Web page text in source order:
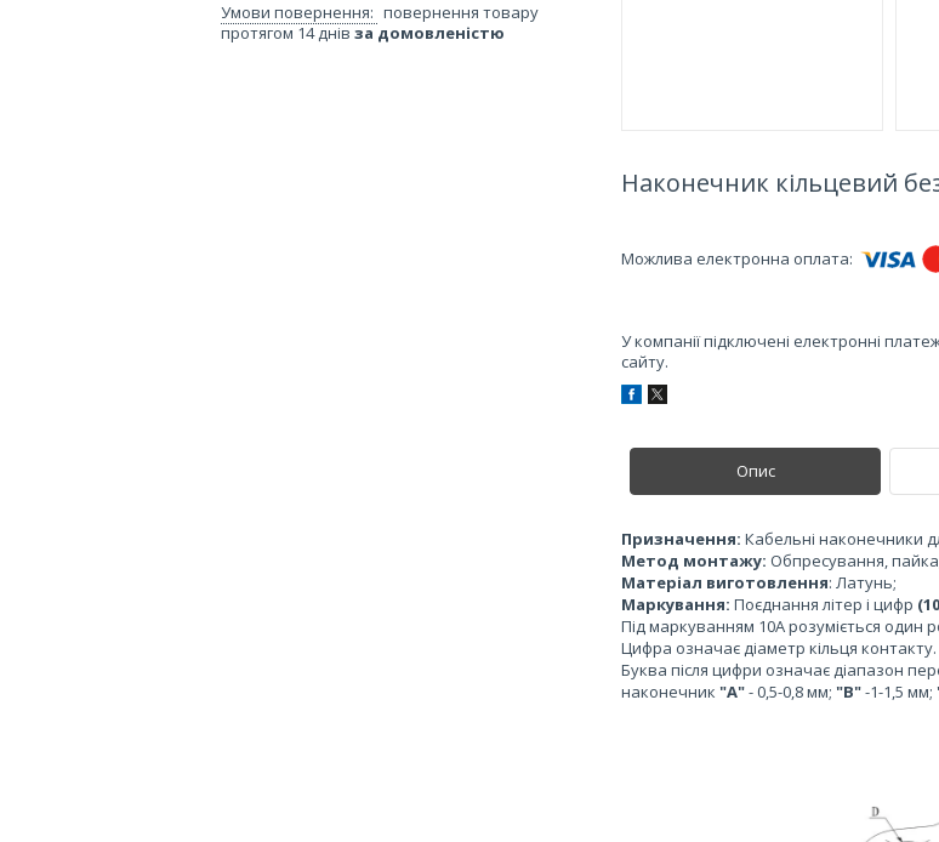
Наконечник кільцевий без
У компанії підключені електронні
сайту.
Опис
Призначення: Кабельні наконечники
Метод монтажу: Обпресування,
Матеріал виготовлення: Латунь;
Маркування: Поєднання літер і цифр
Під маркуванням 10А розуміється один
Цифра означає діаметр кільця контакту.
Буква після цифри означає діапазон
наконечник "А"- 0,5-0,8 мм; "В"-1-1,5 мм;
повернення товару
протягом 14 днів за домовленістю